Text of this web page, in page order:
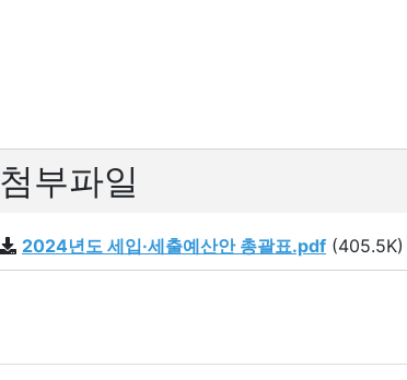
첨부파일
2024년도 세입·세출예산안 총괄표.pdf (405.5K)